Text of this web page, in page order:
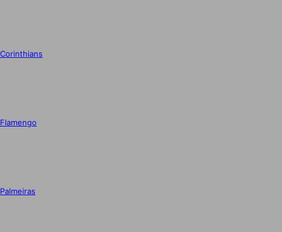
Corinthians
Flamengo
Palmeiras